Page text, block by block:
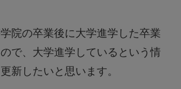
院の卒業後に大学進学した卒業
で、大学進学しているという情
新したいと思います。